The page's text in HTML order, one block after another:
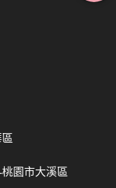
園市大溪區